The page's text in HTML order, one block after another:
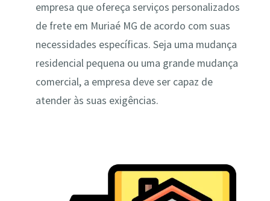
empresa que ofereça serviços personalizados
de frete em Muriaé MG de acordo com suas
necessidades específicas. Seja uma mudança
residencial pequena ou uma grande mudança
comercial, a empresa deve ser capaz de
atender às suas exigências.